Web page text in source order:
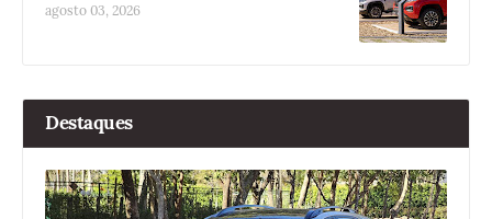
agosto 03, 2026
Destaques